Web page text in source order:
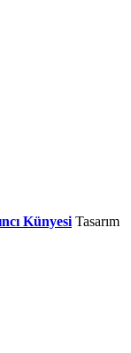
Künyesi Tasarım